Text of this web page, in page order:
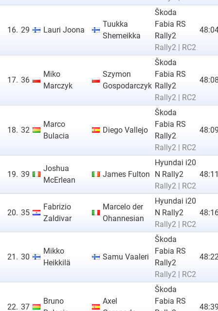
16. 29 Lauri Joona
Tuukka
Shemeikka
Škoda
Fabia RS
Rally2
Rally2 | RC2
17. 36
Miko
Marczyk
Szymon
Gospodarczyk
Škoda
Fabia RS
Rally2
Rally2 | RC2
18. 32
Marco
Bulacia
Diego Vallejo
Škoda
Fabia RS
Rally2
Rally2 | RC2
19. 39
Joshua
McErlean
James Fulton
Hyundai i20
N Rally2
Rally2 | RC2
20. 35
Fabrizio
Zaldivar
Marcelo der
Ohannesian
Hyundai i20
N Rally2
Rally2 | RC2
21. 30
Mikko
Heikkilä
Samu Vaaleri
Škoda
Fabia RS
Rally2
Rally2 | RC2
22. 37
Bruno
Axel
Škoda
Fabia RS